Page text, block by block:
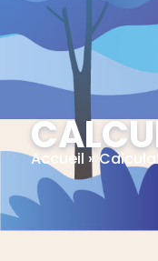
Accueil »